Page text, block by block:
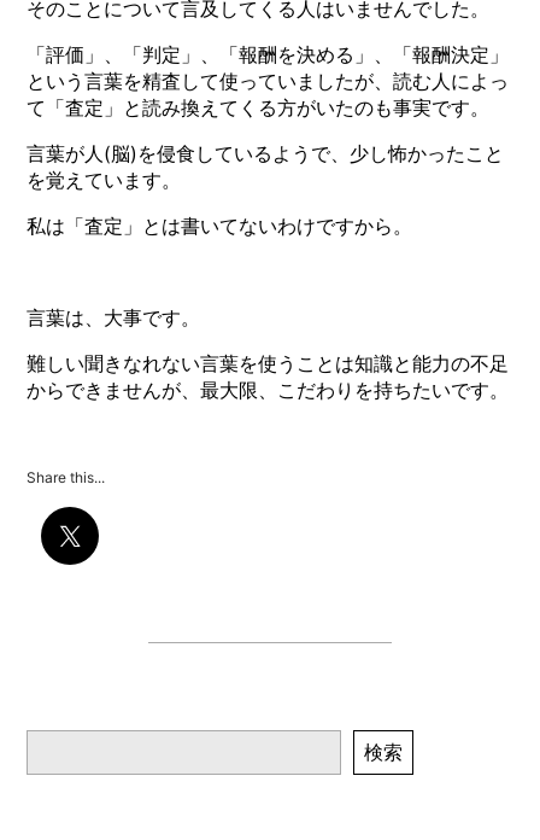
そのことについて言及してくる人はいませんでした。
「評価」、「判定」、「報酬を決める」、「報酬決定」
という言葉を精査して使っていましたが、読む人によっ
て「査定」と読み換えてくる方がいたのも事実です。
言葉が人(脳)を侵食しているようで、少し怖かったこと
を覚えています。
私は「査定」とは書いてないわけですから。
言葉は、大事です。
難しい聞きなれない言葉を使うことは知識と能力の不足
からできませんが、最大限、こだわりを持ちたいです。
Share this...
検索
検索